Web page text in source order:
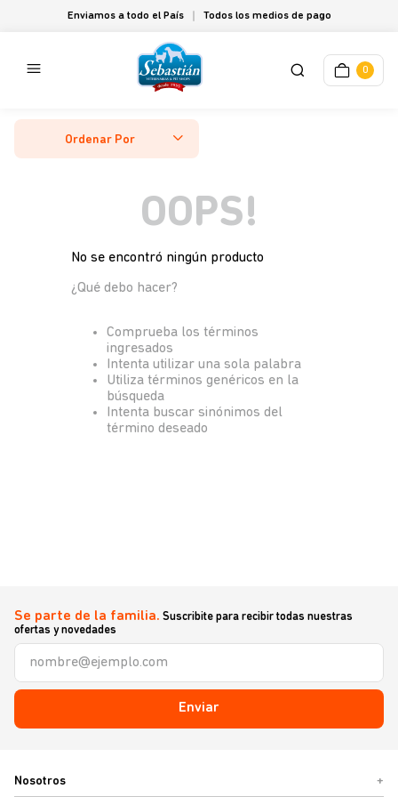
Enviamos a todo el País Todos los medios de pago
0
Ordenar Por
OOPS!
No se encontró ningún producto
¿Qué debo hacer?
Comprueba los términos
ingresados
Intenta utilizar una sola palabra
Utiliza términos genéricos en la
búsqueda
Intenta buscar sinónimos del
término deseado
Se parte de la familia. Suscribite para recibir todas nuestras
ofertas y novedades
Enviar
Nosotros +